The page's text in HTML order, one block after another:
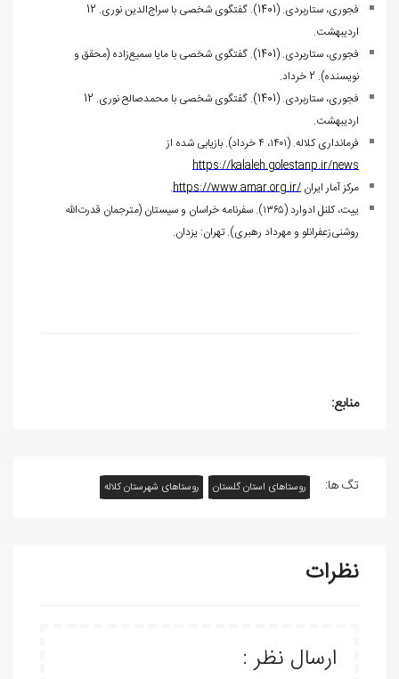
فجوری، ستاربردی. (1401). گفتگوی شخصی با سراج‌الدین نوری. 12
اردیبهشت.
فجوری، ستاربردی. (1401). گفتگوی شخصی با مایا سمیع‌زاده (محقق و
نویسنده). 2 خرداد.
فجوری، ستاربردی. (1401). گفتگوی شخصی با محمدصالح نوری. 12
اردیبهشت.
فرمانداری کلاله. (۱۴۰۱، ۴ خرداد). بازیابی شده از
https://kalaleh.golestanp.ir/news
مرکز آمار ایران https://www.amar.org.ir/
.
ییت، کلنل ادوارد (۱۳۶۵). سفرنامه خراسان و سیستان (مترجمان قدرت‌الله
روشنی‌زعفرانلو و مهرداد رهبری). تهران: یزدان.
منابع:
تگ ها: روستاهای استان گلستان روستاهای شهرستان کلاله
نظرات
ارسال نظر :